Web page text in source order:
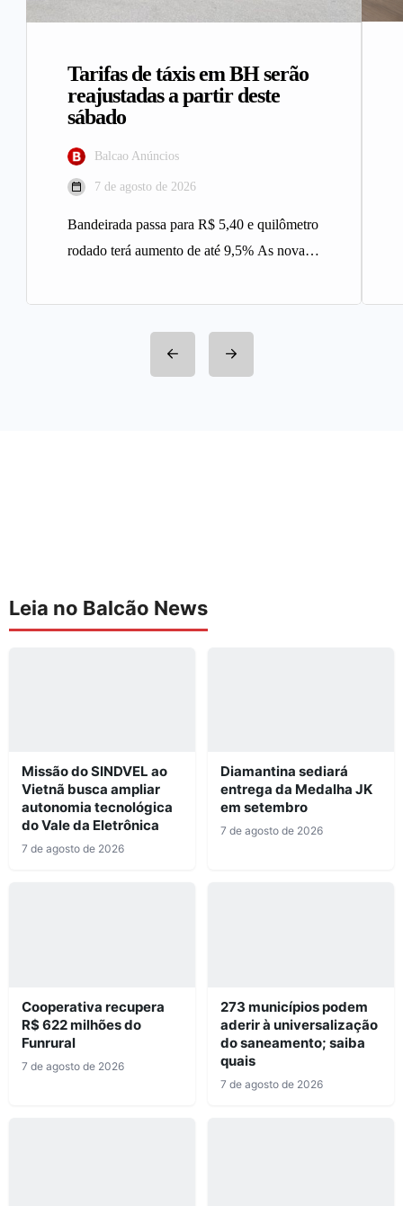
Tarifas de táxis em BH serão
reajustadas a partir deste
sábado
Balcao Anúncios
7 de agosto de 2026
Bandeirada passa para R$ 5,40 e quilômetro
rodado terá aumento de até 9,5% As novas
Leia no Balcão News
Missão do SINDVEL ao
Vietnã busca ampliar
autonomia tecnológica
do Vale da Eletrônica
7 de agosto de 2026
Diamantina sediará
entrega da Medalha JK
em setembro
7 de agosto de 2026
Cooperativa recupera
R$ 622 milhões do
Funrural
7 de agosto de 2026
273 municípios podem
aderir à universalização
do saneamento; saiba
quais
7 de agosto de 2026